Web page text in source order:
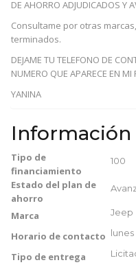
DE AHORRO ADJUDICADOS Y
Consultame por otras
terminados.
DEJAME TU TELEFONO DE
NUMERO QUE APARECE EN MI
YANINA
Información
Tipo de
financiamiento
100
Estado del plan de
ahorro
Marca Jeep
Horario de contacto lunes
Tipo de entrega